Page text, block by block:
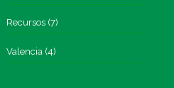
Recursos(7)
Valencia(4)